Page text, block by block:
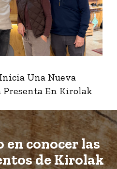
Una Nueva
Presenta En Kirolak
en conocer las
de Kirolak